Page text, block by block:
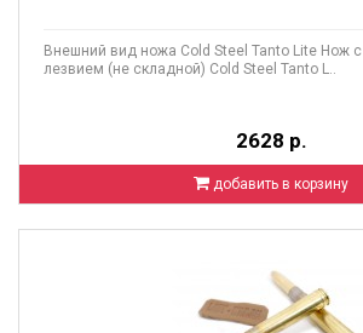
Внешний вид ножа Cold Steel Tanto Lite Нож
лезвием (не складной) Cold Steel Tanto L..
2628 р.
добавить в корзину